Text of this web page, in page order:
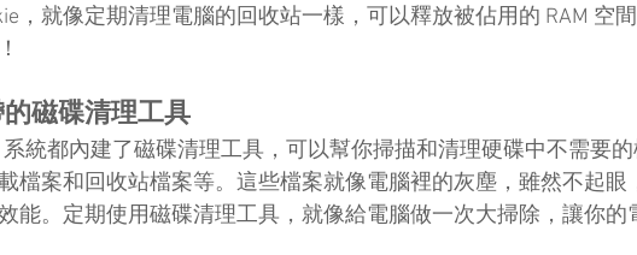
，就像定期清理電腦的回收站一樣，可以釋放被佔用的 RAM 空
磁碟清理工具
系統都內建了磁碟清理工具，可以幫你掃描和清理硬碟中不需要
檔案和回收站檔案等。這些檔案就像電腦裡的灰塵，雖然不起眼
能。定期使用磁碟清理工具，就像給電腦做一次大掃除，讓你的